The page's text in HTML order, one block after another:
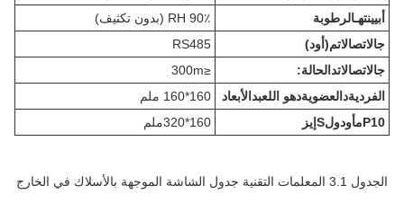
بيينتهـالرطوبة
90٪ RH (بدون تكثيف)
جالاتصالاتم(أود)
RS485
جالاتصالاتدالحالة:
≤300m
الفرديةدالعضويةدهو اللعبدالأبعاد
160*160 ملم
P10مأودولSإيز 160*320ملم
الجدول 3.1 المعلمات التقنية جدول الشاشة الموجهة بالأسلاك في الخارج